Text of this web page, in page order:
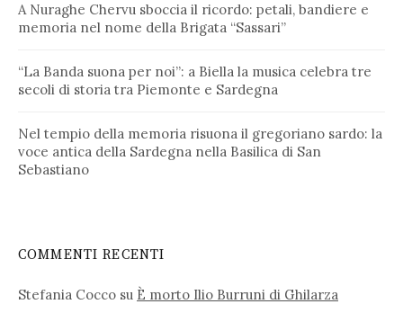
A Nuraghe Chervu sboccia il ricordo: petali, bandiere e
memoria nel nome della Brigata “Sassari”
“La Banda suona per noi”: a Biella la musica celebra tre
secoli di storia tra Piemonte e Sardegna
Nel tempio della memoria risuona il gregoriano sardo: la
voce antica della Sardegna nella Basilica di San
Sebastiano
COMMENTI RECENTI
Stefania Cocco su È morto Ilio Burruni di Ghilarza